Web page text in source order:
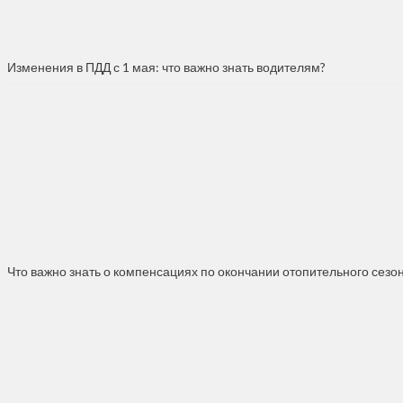
Изменения в ПДД с 1 мая: что важно знать водителям?
Что важно знать о компенсациях по окончании отопительного